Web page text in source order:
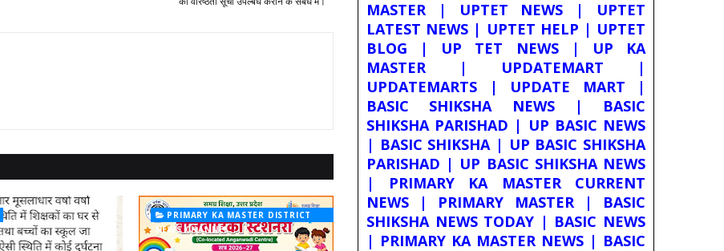
PRIMARY KA MASTER DISTRICT
NEWS CHANNEL
MASTER | UPTET NEWS | UPTET
LATEST NEWS | UPTET HELP | UPTET
BLOG | UP TET NEWS | UP KA
MASTER | UPDATEMART |
UPDATEMARTS | UPDATE MART |
BASIC SHIKSHA NEWS | BASIC
SHIKSHA PARISHAD | UP BASIC NEWS
| BASIC SHIKSHA | UP BASIC SHIKSHA
PARISHAD | UP BASIC SHIKSHA NEWS
| PRIMARY KA MASTER CURRENT
NEWS | PRIMARY MASTER | BASIC
SHIKSHA NEWS TODAY | BASIC NEWS
| PRIMARY KA MASTER NEWS | BASIC